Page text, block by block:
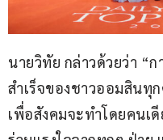
นายวิทัย กล่าวด้วยว่า “
สำเร็จของชาวออมสินทุ
เพื่อสังคมจะทำโดยคนเ